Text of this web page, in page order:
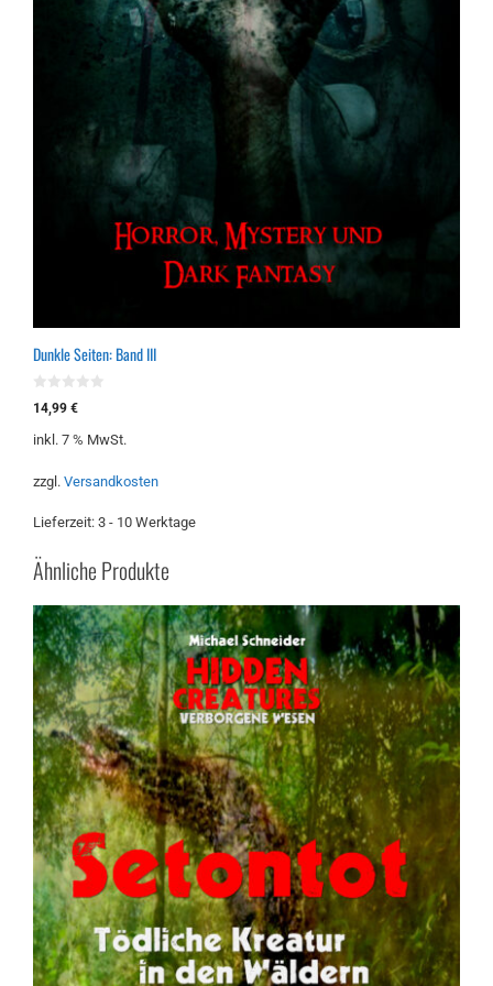
Dunkle Seiten: Band III
0
v
n
14,99 €
inkl. 7 % MwSt.
zzgl. Versandkosten
Lieferzeit: 3 - 10 Werktage
Ähnliche Produkte